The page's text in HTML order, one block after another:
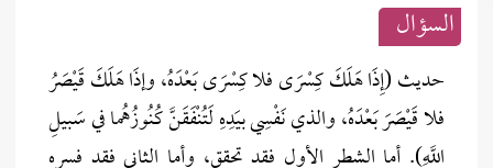
السؤال
حديث (إِذَا هَلَكَ كِسْرَى فلا كِسْرَى بَعْدَهُ، وإذَا هَلَكَ قَيْصَرُ
فلا قَيْصَرَ بَعْدَهُ، والذي نَفْسِي بيَدِهِ لَتُنْفَقَنَّ كُنُوزُهُما في سَبيلِ
اللَّهِ). أما الشطر الأول فقد تحقق، وأما الثاني فقد فسره